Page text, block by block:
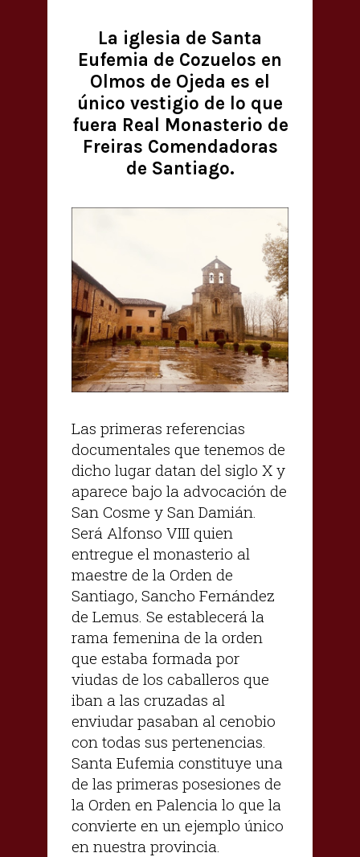
La iglesia de Santa
Eufemia de Cozuelos en
Olmos de Ojeda es el
único vestigio de lo que
fuera Real Monasterio de
Freiras Comendadoras
de Santiago.
Las primeras referencias
documentales que tenemos de
dicho lugar datan del siglo X y
aparece bajo la advocación de
San Cosme y San Damián.
Será Alfonso VIII quien
entregue el monasterio al
maestre de la Orden de
Santiago, Sancho Fernández
de Lemus. Se establecerá la
rama femenina de la orden
que estaba formada por
viudas de los caballeros que
iban a las cruzadas al
enviudar pasaban al cenobio
con todas sus pertenencias.
Santa Eufemia constituye una
de las primeras posesiones de
la Orden en Palencia lo que la
convierte en un ejemplo único
en nuestra provincia.